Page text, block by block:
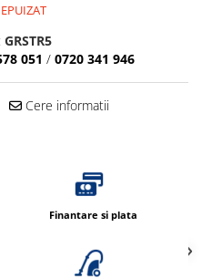
GRSTR5
051 / 0720 341 946
Cere informatii
Finantare si plata